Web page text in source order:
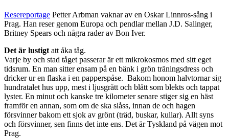
Resereportage Petter Arbman vaknar av en Oskar Linnros-sång i
Prag. Han reser genom Europa och pendlar mellan J.D. Salinger,
Britney Spears och några rader av Bon Iver.
Det är lustigt att åka tåg.
Varje by och stad tåget passerar är ett mikrokosmos med sitt eget
tidsrum. En man sitter ensam på en bänk i grön träningsdress och
dricker ur en flaska i en papperspåse. Bakom honom halvtornar sig
hundratalet hus upp, mest i ljusgrått och blått som blekts och tappat
lyster. En minut och kanske tre kilometer senare stiger sig en häst
framför en annan, som om de ska slåss, innan de och hagen
försvinner bakom ett sjok av grönt (träd, buskar, kullar). Allt syns
och försvinner, sen finns det inte ens. Det är Tyskland på vägen mot
Prag.